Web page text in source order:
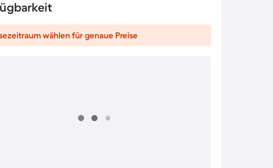
wählen für genaue Preise